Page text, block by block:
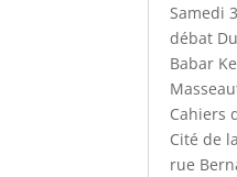
Samedi
débat
Babar
Cahiers
Cité de
rue